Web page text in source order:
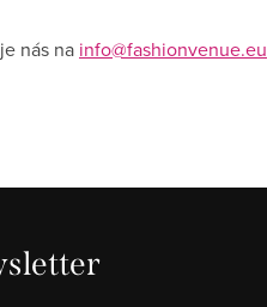
nás na info@fashionvenue.eu